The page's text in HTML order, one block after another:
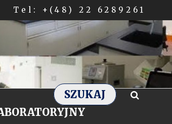
Tel: +(48) 22 6289261
SZUKAJ